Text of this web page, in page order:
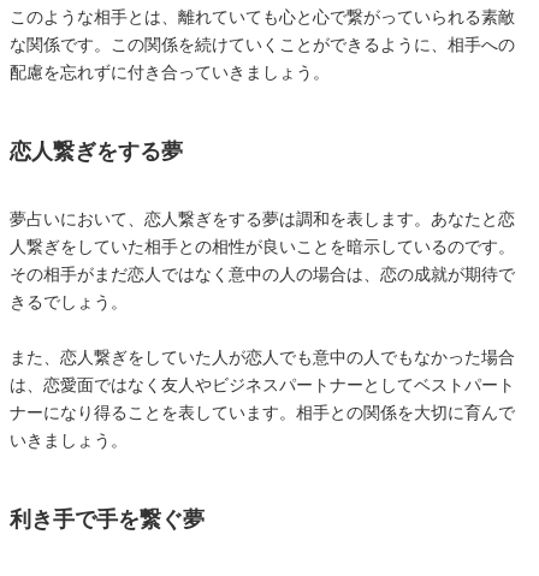
このような相手とは、離れていても心と心で繋がっていられる素敵
な関係です。この関係を続けていくことができるように、相手への
配慮を忘れずに付き合っていきましょう。
恋人繋ぎをする夢
夢占いにおいて、恋人繋ぎをする夢は調和を表します。あなたと恋
人繋ぎをしていた相手との相性が良いことを暗示しているのです。
その相手がまだ恋人ではなく意中の人の場合は、恋の成就が期待で
きるでしょう。
また、恋人繋ぎをしていた人が恋人でも意中の人でもなかった場合
は、恋愛面ではなく友人やビジネスパートナーとしてベストパート
ナーになり得ることを表しています。相手との関係を大切に育んで
いきましょう。
利き手で手を繋ぐ夢